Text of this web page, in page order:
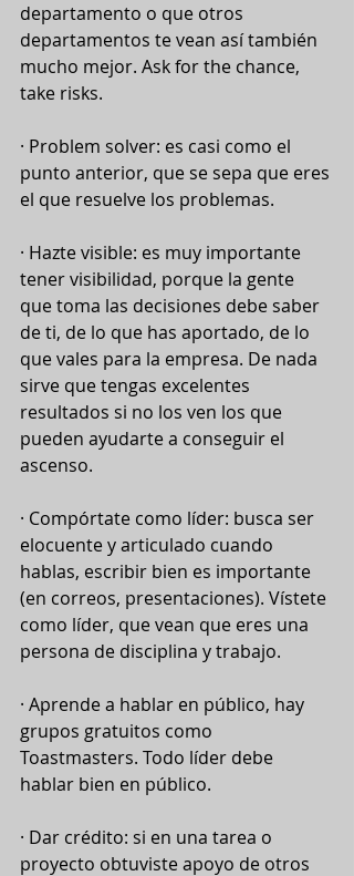
departamento o que otros
departamentos te vean así también
mucho mejor. Ask for the chance,
take risks.
· Problem solver: es casi como el
punto anterior, que se sepa que eres
el que resuelve los problemas.
· Hazte visible: es muy importante
tener visibilidad, porque la gente
que toma las decisiones debe saber
de ti, de lo que has aportado, de lo
que vales para la empresa. De nada
sirve que tengas excelentes
resultados si no los ven los que
pueden ayudarte a conseguir el
ascenso.
· Compórtate como líder: busca ser
elocuente y articulado cuando
hablas, escribir bien es importante
(en correos, presentaciones). Vístete
como líder, que vean que eres una
persona de disciplina y trabajo.
· Aprende a hablar en público, hay
grupos gratuitos como
Toastmasters. Todo líder debe
hablar bien en público.
· Dar crédito: si en una tarea o
proyecto obtuviste apoyo de otros